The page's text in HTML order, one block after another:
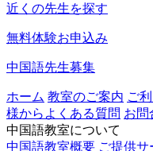
近くの先生を探す
無料体験お申込み
中国語先生募集
ホーム 教室のご案内 ご
様からよくある質問 お問
中国語教室について
中国語教室概要 ご提供